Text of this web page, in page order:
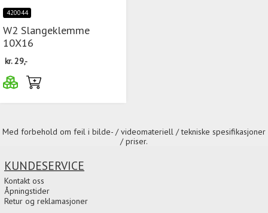
420044
W2 Slangeklemme
10X16
kr.29,-
Med forbehold om feil i bilde- / videomateriell / tekniske spesifikasjoner
/ priser.
KUNDESERVICE
Kontakt oss
Åpningstider
Retur og reklamasjoner